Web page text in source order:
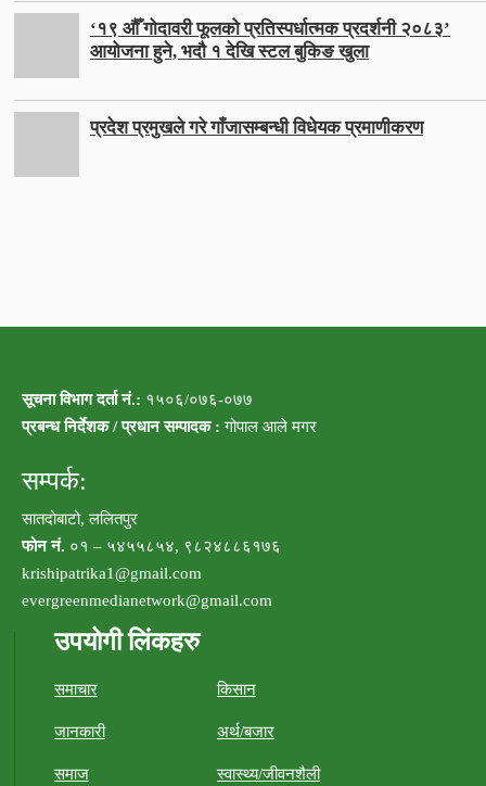
‘१९ औँ गोदावरी फूलको प्रतिस्पर्धात्मक प्रदर्शनी २०८३’
आयोजना हुने, भदौ १ देखि स्टल बुकिङ खुला
प्रदेश प्रमुखले गरे गाँजासम्बन्धी विधेयक प्रमाणीकरण
सूचना विभाग दर्ता नं.: १५०६/०७६-०७७
प्रबन्ध निर्देशक / प्रधान सम्पादक : गोपाल आले मगर
सम्पर्क:
सातदोबाटो, ललितपुर
फोन नं. ०१ – ५४५५८५४, ९८२४८८६१७६
krishipatrika1@gmail.com
evergreenmedianetwork@gmail.com
उपयोगी लिंकहरु
समाचार किसान
जानकारी अर्थ/बजार
समाज स्वास्थ्य/जीवनशैली